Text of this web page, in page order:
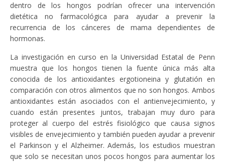
dentro de los hongos podrían ofrecer una intervención
dietética no farmacológica para ayudar a prevenir la
recurrencia de los cánceres de mama dependientes de
hormonas.
La investigación en curso en la Universidad Estatal de Penn
muestra que los hongos tienen la fuente única más alta
conocida de los antioxidantes ergotioneina y glutatión en
comparación con otros alimentos que no son hongos. Ambos
antioxidantes están asociados con el antienvejecimiento, y
cuando están presentes juntos, trabajan muy duro para
proteger al cuerpo del estrés fisiológico que causa signos
visibles de envejecimiento y también pueden ayudar a prevenir
el Parkinson y el Alzheimer. Además, los estudios muestran
que solo se necesitan unos pocos hongos para aumentar los